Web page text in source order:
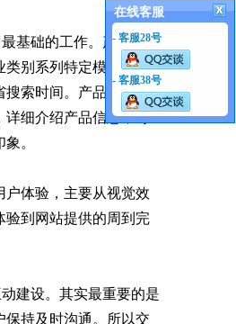
基础的工作。产品展示
类别系列特定模型。无
搜索时间。产品图片也
详细介绍产品信息，可
。
户体验，主要从视觉效
验到网站提供的周到完
建设。其实最重要的是
持及时沟通。所以交
在线客服
- 客服28号
- 客服38号